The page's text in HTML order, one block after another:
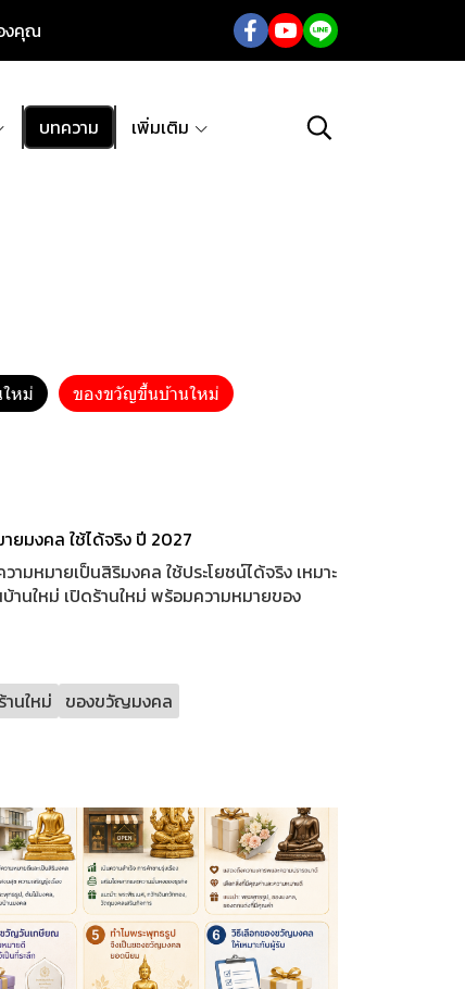
งคุณ
บทความ เพิ่มเติม
หม่ ของขวัญขึ้นบ้านใหม่
ยมงคล ใช้ได้จริง ปี 2027
มหมายเป็นสิริมงคล ใช้ประโยชน์ได้จริง เหมาะ
นใหม่ เปิดร้านใหม่ พร้อมความหมายของ
นใหม่ ของขวัญมงคล